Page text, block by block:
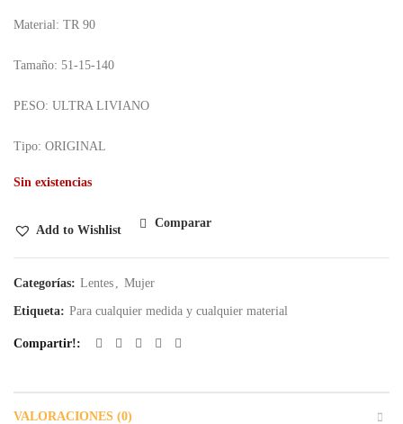
original
$100.00.$50.00.
Material: TR 90
Tamaño: 51-15-140
PESO: ULTRA LIVIANO
Tipo: ORIGINAL
Sin existencias
Add to Wishlist
Comparar
Categorías: Lentes , Mujer
Etiqueta: Para cualquier medida y cualquier material
Compartir!
VALORACIONES (0)